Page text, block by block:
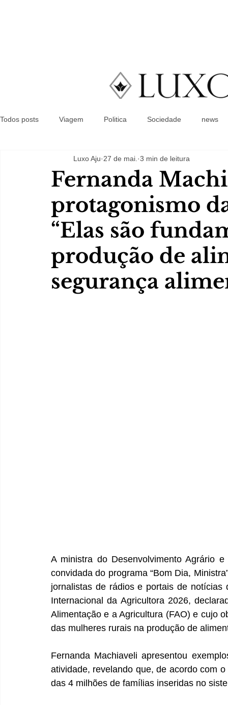
Todos posts Viagem Politica Sociedade news
Fernanda
protagonismo
“Elas são
produção de
segurança
Luxo Aju 27 de mai. 3 min de leitura
A ministra do Desenvolvimento Agrário
convidada do programa “Bom Dia,
jornalistas de rádios e portais de
Internacional da Agricultora 2026,
Alimentação e a Agricultura (FAO) e cujo
das mulheres rurais na produção de
Fernanda Machiaveli apresentou
atividade, revelando que, de acordo com
das 4 milhões de famílias inseridas no